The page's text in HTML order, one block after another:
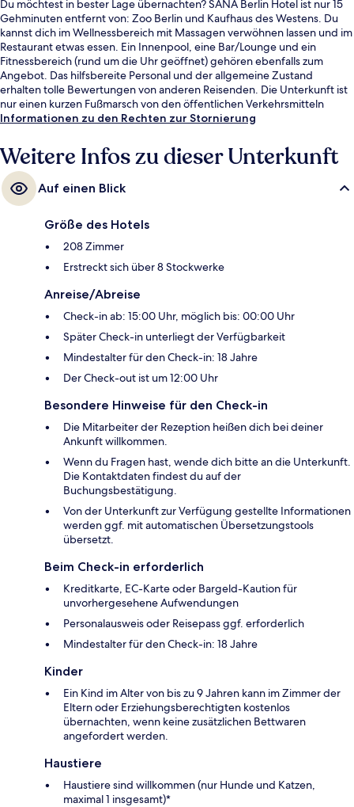
Du möchtest in bester Lage übernachten? SANA Berlin Hotel ist nur 15
Gehminuten entfernt von: Zoo Berlin und Kaufhaus des Westens. Du
kannst dich im Wellnessbereich mit Massagen verwöhnen lassen und im
Restaurant etwas essen. Ein Innenpool, eine Bar/Lounge und ein
Fitnessbereich (rund um die Uhr geöffnet) gehören ebenfalls zum
Angebot. Das hilfsbereite Personal und der allgemeine Zustand
erhalten tolle Bewertungen von anderen Reisenden. Die Unterkunft ist
nur einen kurzen Fußmarsch von den öffentlichen Verkehrsmitteln
entfernt: Bis zur U-Bahn sind es wenige Schritte (U-Bahnhof
Informationen zu den Rechten zur Stornierung
Weitere Infos zu dieser Unterkunft
Auf einen Blick
Größe des Hotels
208 Zimmer
Erstreckt sich über 8 Stockwerke
Anreise/Abreise
Check-in ab: 15:00 Uhr, möglich bis: 00:00 Uhr
Später Check-in unterliegt der Verfügbarkeit
Mindestalter für den Check-in: 18 Jahre
Der Check-out ist um 12:00 Uhr
Besondere Hinweise für den Check-in
Die Mitarbeiter der Rezeption heißen dich bei deiner
Ankunft willkommen.
Wenn du Fragen hast, wende dich bitte an die Unterkunft.
Die Kontaktdaten findest du auf der
Buchungsbestätigung.
Von der Unterkunft zur Verfügung gestellte Informationen
werden ggf. mit automatischen Übersetzungstools
übersetzt.
Beim Check-in erforderlich
Kreditkarte, EC-Karte oder Bargeld-Kaution für
unvorhergesehene Aufwendungen
Personalausweis oder Reisepass ggf. erforderlich
Mindestalter für den Check-in: 18 Jahre
Kinder
Ein Kind im Alter von bis zu 9 Jahren kann im Zimmer der
Eltern oder Erziehungsberechtigten kostenlos
übernachten, wenn keine zusätzlichen Bettwaren
angefordert werden.
Haustiere
Haustiere sind willkommen (nur Hunde und Katzen,
maximal 1 insgesamt)*